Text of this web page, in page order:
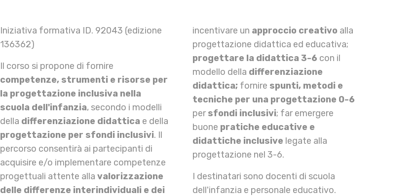
Iniziativa formativa ID. 92043 (edizione
136362)
Il corso si propone di fornire
competenze, strumenti e risorse per
la progettazione inclusiva nella
scuola dell'infanzia, secondo i modelli
della differenziazione didattica e della
progettazione per sfondi inclusivi. Il
percorso consentirà ai partecipanti di
acquisire e/o implementare competenze
progettuali attente allavalorizzazione
delle differenze interindividuali e dei
incentivare un approccio creativo alla
progettazione didattica ed educativa;
progettare la didattica 3-6 con il
modello della differenziazione
didattica; fornire spunti, metodi e
tecniche per una progettazione 0-6
persfondi inclusivi; far emergere
buone pratiche educative e
didattiche inclusive legate alla
progettazione nel 3-6.
I destinatari sono docenti di scuola
dell'infanzia e personale educativo.